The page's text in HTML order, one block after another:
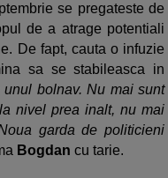
se pregateste de
de a atrage potentiali
De fapt, cauta o infuzie
sa se stabileasca in
bolnav. Nu mai sunt
nivel prea inalt, nu mai
garda de politicieni
Bogdan cu tarie.